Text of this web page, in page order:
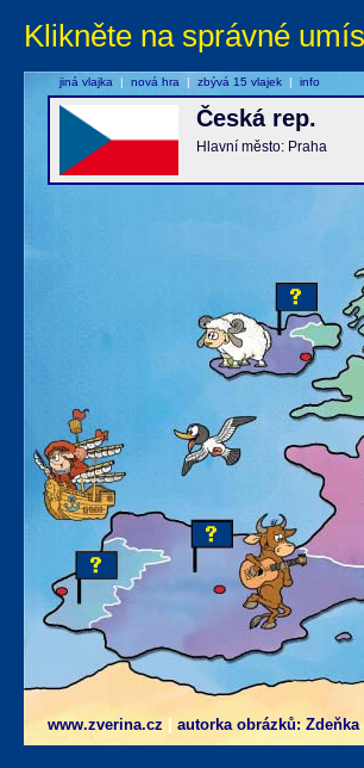
Klikněte na správné
www.zverina.cz autorka obrázků:
Česká rep.
Hlavní město: Praha
jiná vlajka | nová hra | zbývá 15 vlajek | info